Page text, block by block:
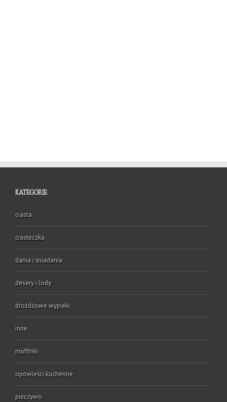
KATEGORIE
ciasta
ciasteczka
dania i śniadania
desery i lody
drożdżowe wypieki
inne
muffinki
opowieści kuchenne
pieczywo